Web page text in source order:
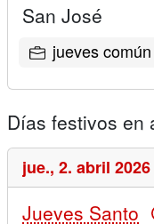
San José
jueves común
Días festivos en
jue., 2. abril 2026
Jueves Santo